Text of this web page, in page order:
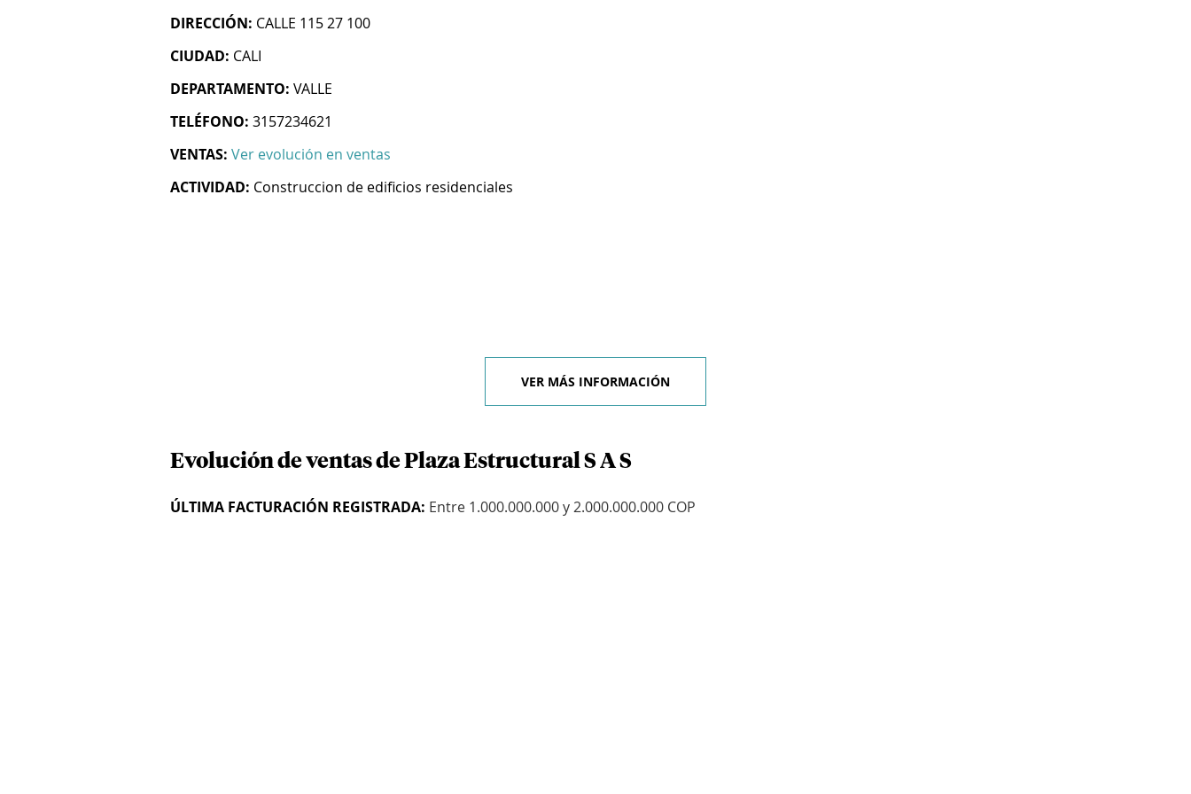
DIRECCIÓN: CALLE 115 27 100
CIUDAD: CALI
DEPARTAMENTO: VALLE
TELÉFONO: 3157234621
VENTAS: Ver evolución en ventas
ACTIVIDAD: Construccion de edificios residenciales
VER MÁS INFORMACIÓN
Evolución de ventas de Plaza Estructural S A S
ÚLTIMA FACTURACIÓN REGISTRADA: Entre 1.000.000.000 y 2.000.000.000 COP